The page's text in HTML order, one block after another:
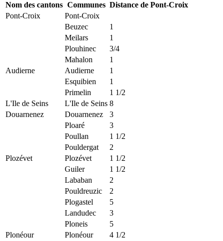
Nom des cantons Communes Distance de Pont-Croix
Pont-Croix
Pont-Croix
Beuzec
1
Meilars
1
Plouhinec
3/4
Mahalon
1
Audierne
Audierne
1
Esquibien
1
Primelin
1 1/2
L'Ile de Seins
L'Ile de Seins 8
Douarnenez
Douarnenez
3
Ploaré
3
Poullan
1 1/2
Pouldergat
2
Plozévet
Plozévet
1 1/2
Guiler
1 1/2
Lababan
2
Pouldreuzic
2
Plogastel
5
Landudec
3
Ploneis
5
Plonéour
Plonéour
4 1/2